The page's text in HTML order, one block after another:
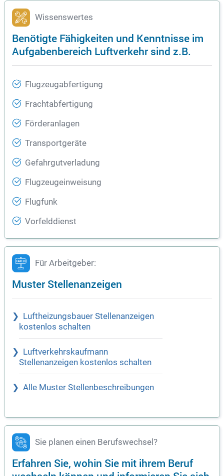
Wissenswertes
Benötigte Fähigkeiten und Kenntnisse im
Aufgabenbereich Luftverkehr sind z.B.
Flugzeugabfertigung
Frachtabfertigung
Förderanlagen
Transportgeräte
Gefahrgutverladung
Flugzeugeinweisung
Flugfunk
Vorfelddienst
Für Arbeitgeber:
Muster Stellenanzeigen
Luftheizungsbauer Stellenanzeigen
kostenlos schalten
Luftverkehrskaufmann
Stellenanzeigen kostenlos schalten
Alle Muster Stellenbeschreibungen
Sie planen einen Berufswechsel?
Erfahren Sie, wohin Sie mit ihrem Beruf